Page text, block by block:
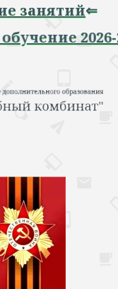
занятий
обучение